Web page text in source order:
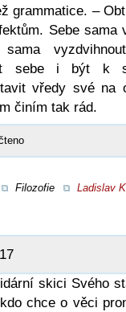
grammatice. –
Sebe sama
sebe i být k
vředy své na
činím tak rád.
Filozofie Ladislav
skici Svého
chce o věci